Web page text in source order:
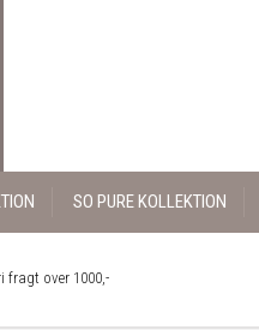
SO PURE KOLLEKTION
fragt over 1000,-